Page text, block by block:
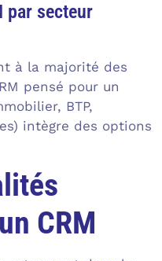
par secteur
à la majorité des
pensé pour un
BTP,
intègre des options
CRM